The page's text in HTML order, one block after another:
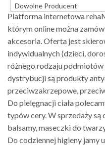
Dowolne Producent
Platforma internetowa
którym online można
akcesoria. Oferta jest
indywidualnych (dzieci,
różnego rodzaju podmiotów
dystrybucji są produkty
przeciwzakrzepowe,
Do pielęgnacji ciała
typów cery. W sprzedaży są
balsamy, maseczki do
Do codziennej higieny jamy